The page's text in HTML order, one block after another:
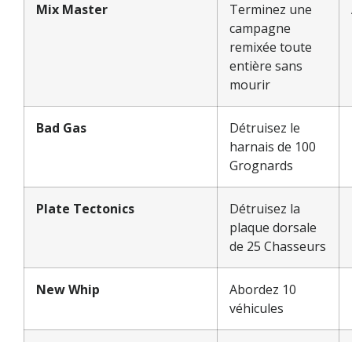
Mix Master
Terminez une
campagne
remixée toute
entière sans
mourir
Bad Gas
Détruisez le
harnais de 100
Grognards
Plate Tectonics
Détruisez la
plaque dorsale
de 25 Chasseurs
New Whip
Abordez 10
véhicules